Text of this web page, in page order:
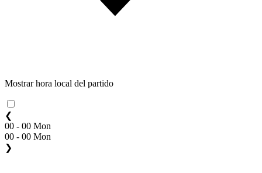
Mostrar hora local del partido
❮
00 - 00 Mon
00 - 00 Mon
❯